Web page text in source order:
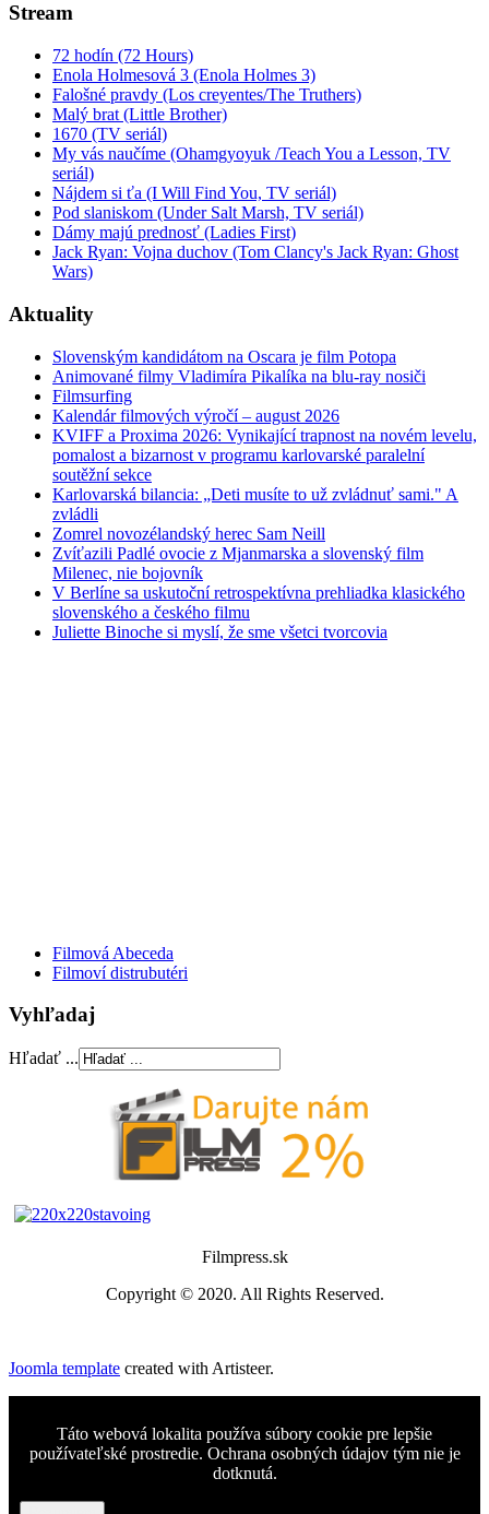
Stream
72 hodín (72 Hours)
Enola Holmesová 3 (Enola Holmes 3)
Falošné pravdy (Los creyentes/The Truthers)
Malý brat (Little Brother)
1670 (TV seriál)
My vás naučíme (Ohamgyoyuk /Teach You a Lesson, TV
seriál)
Nájdem si ťa (I Will Find You, TV seriál)
Pod slaniskom (Under Salt Marsh, TV seriál)
Dámy majú prednosť (Ladies First)
Jack Ryan: Vojna duchov (Tom Clancy's Jack Ryan: Ghost
Wars)
Aktuality
Slovenským kandidátom na Oscara je film Potopa
Animované filmy Vladimíra Pikalíka na blu-ray nosiči
Filmsurfing
Kalendár filmových výročí – august 2026
KVIFF a Proxima 2026: Vynikající trapnost na novém levelu,
pomalost a bizarnost v programu karlovarské paralelní
soutěžní sekce
Karlovarská bilancia: „Deti musíte to už zvládnuť sami." A
zvládli
Zomrel novozélandský herec Sam Neill
Zvíťazili Padlé ovocie z Mjanmarska a slovenský film
Milenec, nie bojovník
V Berlíne sa uskutoční retrospektívna prehliadka klasického
slovenského a českého filmu
Juliette Binoche si myslí, že sme všetci tvorcovia
Filmová Abeceda
Filmoví distrubutéri
Vyhľadaj
Hľadať ...
Filmpress.sk
Copyright © 2020. All Rights Reserved.
Joomla template created with Artisteer.
Táto webová lokalita používa súbory cookie pre lepšie
používateľské prostredie. Ochrana osobných údajov tým nie je
dotknutá.